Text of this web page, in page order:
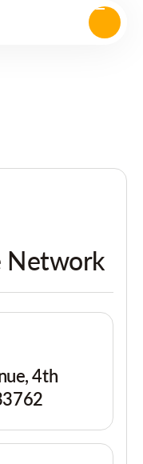
Network
4th